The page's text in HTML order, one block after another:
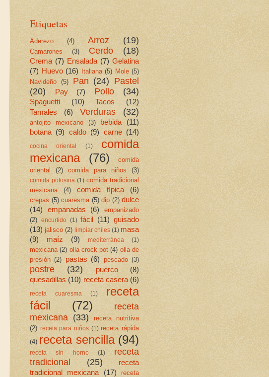
Etiquetas
Aderezo (4) Arroz (19)
Camarones (3) Cerdo (18)
Crema (7) Ensalada (7) Gelatina
(7) Huevo (16) Italiana (5) Mole (5)
Navideño (5) Pan (24) Pastel
(20)
Pay (7) Pollo (34)
Spaguetti (10) Tacos
(12)
Tamales
(6) Verduras (32)
antojito mexicano (3) bebida
(11)
botana (9) caldo (9) carne (14)
cocina oriental (1)
comida
mexicana
(76)
comida
oriental
(2) comida para niños (3)
comida potosina (1) comida tradicional
mexicana
(4) comida típica (6)
crepas (5) cuaresma (5) dip (2) dulce
(14)
empanadas (6)
empanizado
(2)
encurtido (1) fácil (11) guisado
(13) jalisco (2) limpiar chiles (1) masa
(9)
maíz (9) mediterránea (1)
mexicana (2) olla crock pot (4) olla de
presión (2) pastas (6) pescado (3)
postre (32) puerco
(8)
quesadillas (10) receta casera (6)
receta cuaresma (1)
receta
fácil
(72)
receta
mexicana (33)
receta nutritiva
(2) receta para niños (1) receta rápida
(4) receta sencilla (94)
receta sin horno (1)
receta
tradicional
(25)
receta
tradicional mexicana
(17)
receta